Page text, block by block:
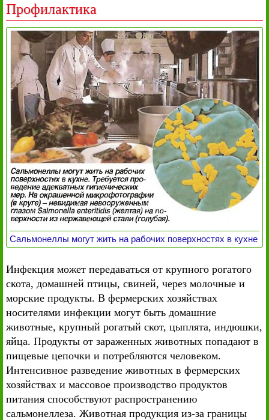
Профилактика
Сальмонеллы могут жить на рабочих поверхностях в кухне
Инфекция может передаваться от крупного рогатого
скота, домашней птицы, свиней, через молочные и
морские продукты. В фермерских хозяйствах
носителями инфекции могут быть домашние
животные, крупный рогатый скот, цыплята, индюшки,
яйца. Продукты от зараженных животных попадают в
пищевые цепочки и потребляются человеком.
Интенсивное разведение животных в фермерских
хозяйствах и массовое производство продуктов
питания способствуют распространению
сальмонеллеза. Животная продукция из-за границы